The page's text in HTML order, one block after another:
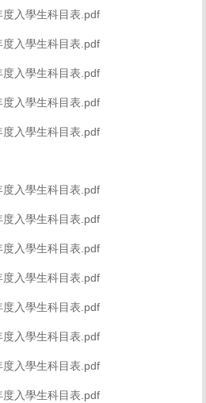
入學生科目表.pdf
入學生科目表.pdf
入學生科目表.pdf
入學生科目表.pdf
入學生科目表.pdf
入學生科目表.pdf
入學生科目表.pdf
入學生科目表.pdf
入學生科目表.pdf
入學生科目表.pdf
入學生科目表.pdf
入學生科目表.pdf
入學生科目表.pdf